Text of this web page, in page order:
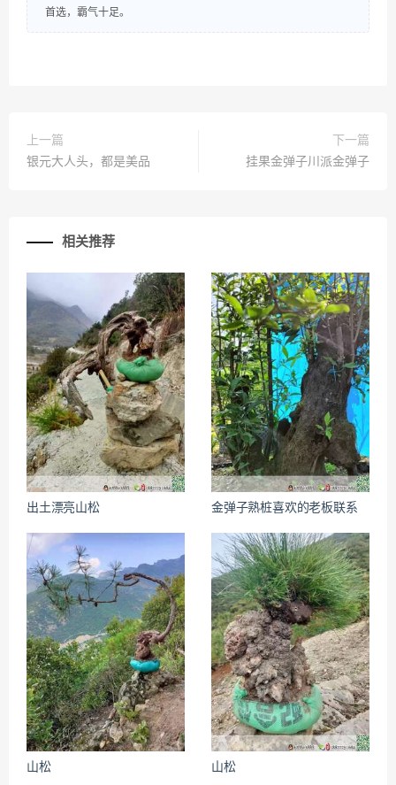
首选，霸气十足。
上一篇
银元大人头，都是美品
下一篇
挂果金弹子川派金弹子
相关推荐
出土漂亮山松 金弹子熟桩喜欢的老板联系
山松 山松